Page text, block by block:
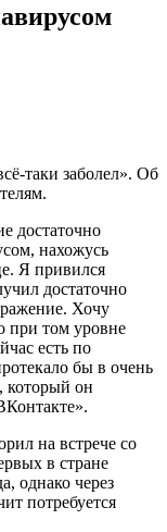
таки заболел». Об
достаточно
нахожусь
Я привился
достаточно
Хочу
при том уровне
есть по
бы в очень
который он
на встрече со
в стране
однако через
потребуется